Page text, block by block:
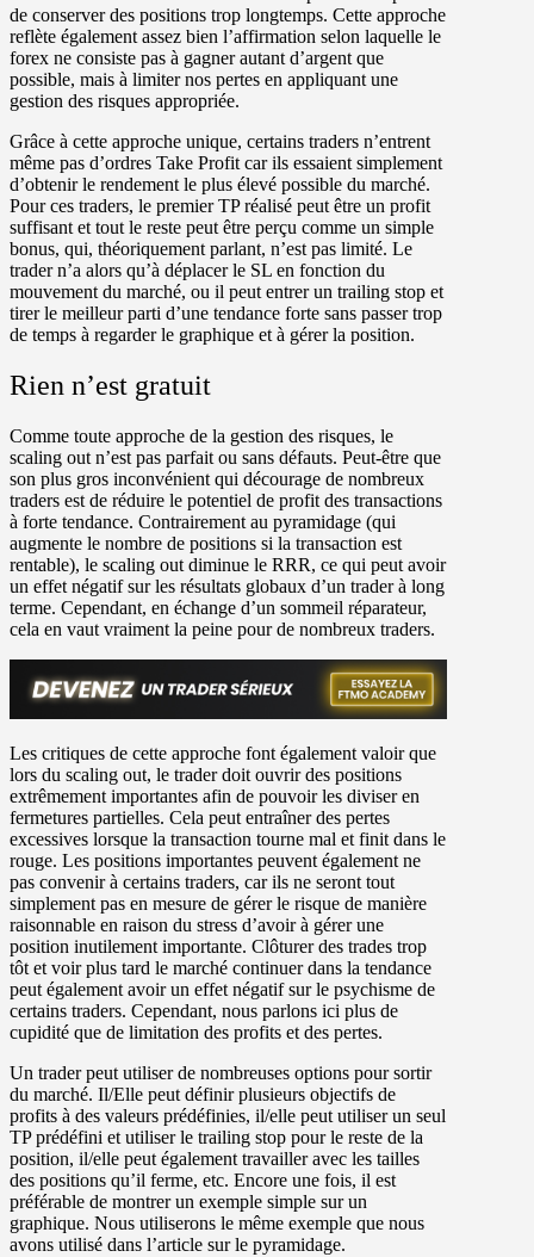
de conserver des positions trop longtemps. Cette approche
reflète également assez bien l’affirmation selon laquelle le
forex ne consiste pas à gagner autant d’argent que
possible, mais à limiter nos pertes en appliquant une
gestion des risques appropriée.
Grâce à cette approche unique, certains traders n’entrent
même pas d’ordres Take Profit car ils essaient simplement
d’obtenir le rendement le plus élevé possible du marché.
Pour ces traders, le premier TP réalisé peut être un profit
suffisant et tout le reste peut être perçu comme un simple
bonus, qui, théoriquement parlant, n’est pas limité. Le
trader n’a alors qu’à déplacer le SL en fonction du
mouvement du marché, ou il peut entrer un trailing stop et
tirer le meilleur parti d’une tendance forte sans passer trop
de temps à regarder le graphique et à gérer la position.
Rien n’est gratuit
Comme toute approche de la gestion des risques, le
scaling out n’est pas parfait ou sans défauts. Peut-être que
son plus gros inconvénient qui décourage de nombreux
traders est de réduire le potentiel de profit des transactions
à forte tendance. Contrairement au pyramidage (qui
augmente le nombre de positions si la transaction est
rentable), le scaling out diminue le RRR, ce qui peut avoir
un effet négatif sur les résultats globaux d’un trader à long
terme. Cependant, en échange d’un sommeil réparateur,
cela en vaut vraiment la peine pour de nombreux traders.
Les critiques de cette approche font également valoir que
lors du scaling out, le trader doit ouvrir des positions
extrêmement importantes afin de pouvoir les diviser en
fermetures partielles. Cela peut entraîner des pertes
excessives lorsque la transaction tourne mal et finit dans le
rouge. Les positions importantes peuvent également ne
pas convenir à certains traders, car ils ne seront tout
simplement pas en mesure de gérer le risque de manière
raisonnable en raison du stress d’avoir à gérer une
position inutilement importante. Clôturer des trades trop
tôt et voir plus tard le marché continuer dans la tendance
peut également avoir un effet négatif sur le psychisme de
certains traders. Cependant, nous parlons ici plus de
cupidité que de limitation des profits et des pertes.
Un trader peut utiliser de nombreuses options pour sortir
du marché. Il/Elle peut définir plusieurs objectifs de
profits à des valeurs prédéfinies, il/elle peut utiliser un seul
TP prédéfini et utiliser le trailing stop pour le reste de la
position, il/elle peut également travailler avec les tailles
des positions qu’il ferme, etc. Encore une fois, il est
préférable de montrer un exemple simple sur un
graphique. Nous utiliserons le même exemple que nous
avons utilisé dans l’article sur le pyramidage.